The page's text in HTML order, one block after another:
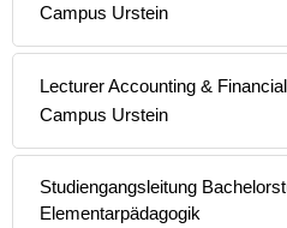
Campus Urstein
Lecturer Accounting &
Campus Urstein
Studiengangsleitung
Elementarpädagogik